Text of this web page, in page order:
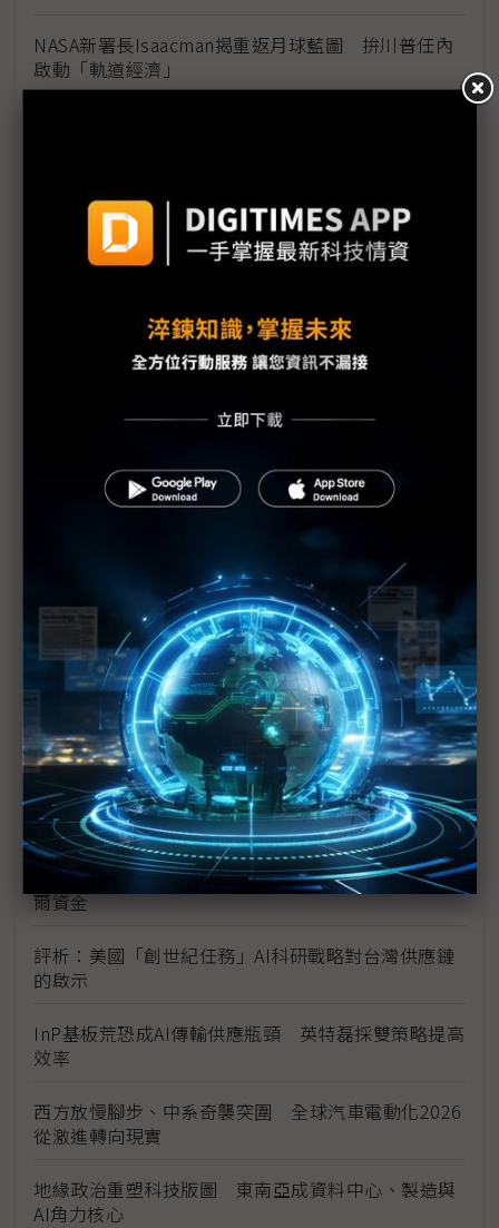
NASA新署長Isaacman揭重返月球藍圖 拚川普任內
啟動「軌道經濟」
黃仁勳誠聘Groq 員工股權「折現」約9成隨CEO加
入NVIDIA
魏哲家自嘲含淚打造台積美廠 NYT剖析1.8萬條法規
從DeepSeek到H200鬆綁 盤點NVIDIA 2025年十大
新的逆襲之路？ 業者估未來5~10年中國將竄出多家
未蒙其利先受其害 美國製造業景氣連9個月衰退
H200效能翻6倍、價格增3成 NVIDIA「清庫存」仍
讓中國動心
豐田目標2026全球生產破千萬輛 HEV需求強勁跨越
電動車放緩影響
東南亞各國與美貿易協議持續推進 2026聚焦關鍵礦
產、轉口問題
陳立武與川普關鍵40分鐘會談 將政治阻力化為英特
爾資金
評析：美國「創世紀任務」AI科研戰略對台灣供應鏈
的啟示
InP基板荒恐成AI傳輸供應瓶頸 英特磊採雙策略提高
效率
西方放慢腳步、中系奇襲突圍 全球汽車電動化2026
從激進轉向現實
地緣政治重塑科技版圖 東南亞成資料中心、製造與
AI角力核心